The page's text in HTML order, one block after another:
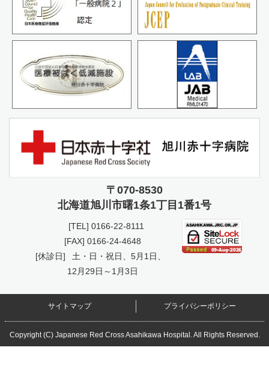
〒070-8530
北海道旭川市曙1条1丁目1番1号
[TEL] 0166-22-8111
[FAX] 0166-24-4648
[休診日]
土・日・祝日、5月1日、
12月29日～1月3日
サイトマップ プライバシーポリシー
Copyright (C) Japanese Red Cross Asahikawa Hospital. All Rights Reserved.